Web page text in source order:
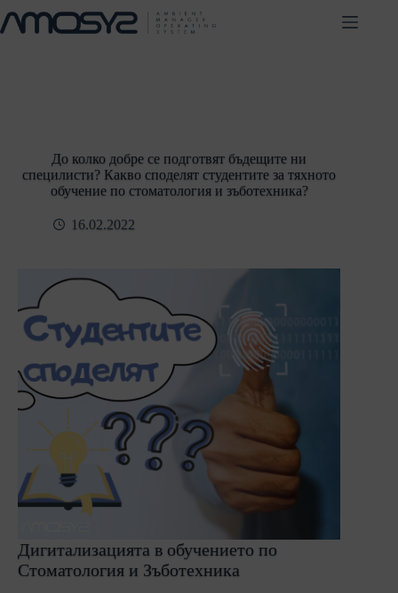
to
content
До колко добре се подготвят бъдещите ни
специлисти? Какво споделят студентите за тяхното
обучение по стоматология и зъботехника?
16.02.2022
Дигитализацията в обучението по
Стоматология и Зъботехника